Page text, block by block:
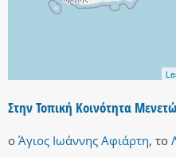
Στην Τοπική Κοινότητα
ο Άγιος Ιωάννης Αφιάρτη, το